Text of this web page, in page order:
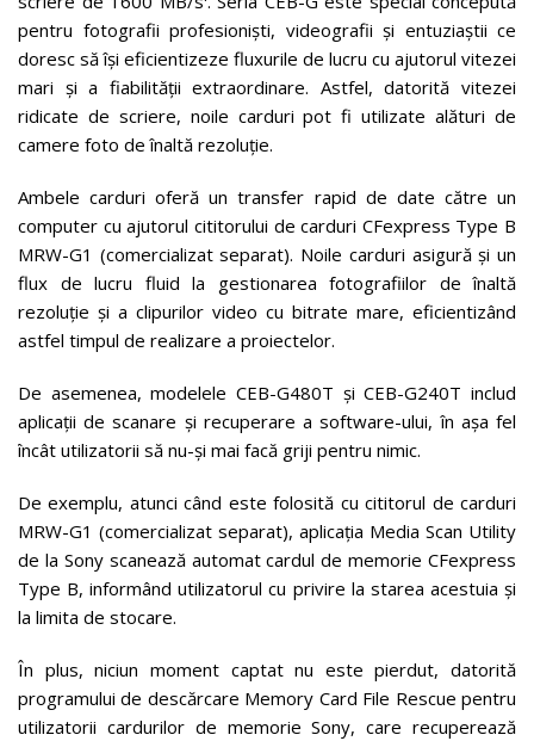
pentru fotografii profesioniști, videografii și entuziaștii ce
doresc să își eficientizeze fluxurile de lucru cu ajutorul vitezei
mari și a fiabilității extraordinare. Astfel, datorită vitezei
ridicate de scriere, noile carduri pot fi utilizate alături de
camere foto de înaltă rezoluție.
Ambele carduri oferă un transfer rapid de date către un
computer cu ajutorul cititorului de carduri CFexpress Type B
MRW-G1 (comercializat separat). Noile carduri asigură și un
flux de lucru fluid la gestionarea fotografiilor de înaltă
rezoluție și a clipurilor video cu bitrate mare, eficientizând
astfel timpul de realizare a proiectelor.
De asemenea, modelele CEB-G480T și CEB-G240T includ
aplicații de scanare și recuperare a software-ului, în așa fel
încât utilizatorii să nu-și mai facă griji pentru nimic.
De exemplu, atunci când este folosită cu cititorul de carduri
MRW-G1 (comercializat separat), aplicația Media Scan Utility
de la Sony scanează automat cardul de memorie CFexpress
Type B, informând utilizatorul cu privire la starea acestuia și
la limita de stocare.
În plus, niciun moment captat nu este pierdut, datorită
programului de descărcare Memory Card File Rescue pentru
utilizatorii cardurilor de memorie Sony, care recuperează